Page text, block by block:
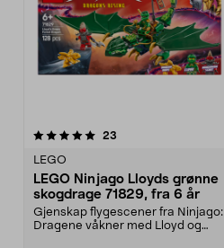
23
LEGO
LEGO Ninjago Lloyds grønne
skogdrage 71829, fra 6 år
Gjenskap flygescener fra Ninjago:
Dragene våkner med Lloyd og
5.0 av 5 stjerner